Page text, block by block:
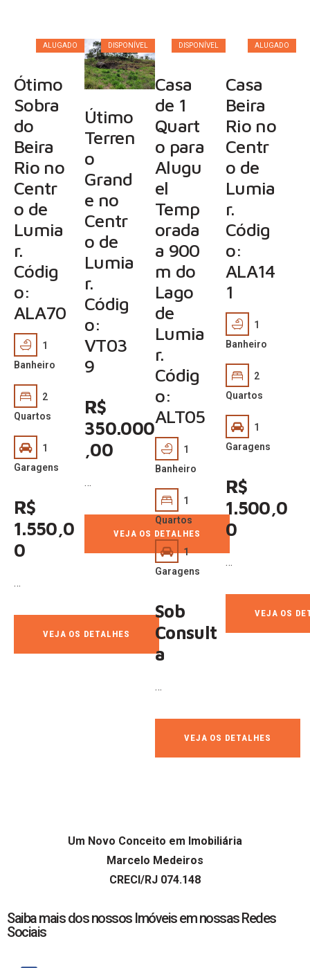
ALUGADO
Ótimo
Sobra
do
Beira
Rio no
Centr
o de
Lumia
r.
Códig
o:
ALA70
1
Banheiro
2
Quartos
1
Garagens
R$
1.550,0
0
…
VEJA OS DETALHES
DISPONÍVEL
Útimo
Terren
o
Grand
e no
Centr
o de
Lumia
r.
Códig
o:
VT03
9
R$
350.000
,00
…
VEJA OS DETALHES
DISPONÍVEL
Casa
de 1
Quart
o para
Alugu
el
Temp
orada
a 900
m do
Lago
de
Lumia
r.
Códig
o:
ALT05
1
Banheiro
1
Quartos
1
Garagens
Sob
Consult
a
…
VEJA OS DETALHES
ALUGADO
Casa
Beira
Rio no
Centr
o de
Lumia
r.
Códig
o:
ALA14
1
1
Banheiro
2
Quartos
1
Garagens
R$
1.500,0
0
…
VEJA OS
Um Novo Conceito em Imobiliária
Marcelo Medeiros
CRECI/RJ 074.148
Saiba mais dos nossos Imóveis em nossas Redes
Sociais